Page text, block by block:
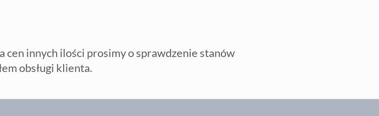
cen innych ilości prosimy o sprawdzenie stanów
obsługi klienta.